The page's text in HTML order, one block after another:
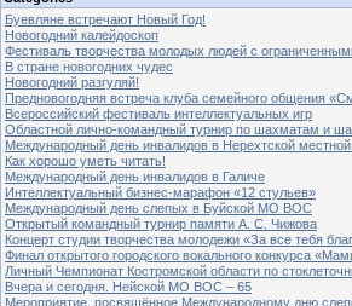
Буевляне встречают Новый Год!
Новогодний калейдоскоп
Фестиваль творчества молодых людей с
В стране новогодних чудес
Новогодний разгуляй!
Предновогодняя встреча клуба семейного общения
Всероссийский фестиваль интеллектуальных игр
Областной лично-командный турнир по шахматам и
Международный день инвалидов в Нерехтской
Как хорошо уметь читать!
Международный день инвалидов в Галиче
Интеллектуальный бизнес-марафон «12 стульев»
Международный день слепых в Буйской МО ВОС
Открытый командный турнир памяти А. С. Чижова
Концерт студии творчества молодежи «За все тебя
Финал открытого городского вокального конкурса
Личный Чемпионат Костромской области по
Вчера и сегодня. Нейской МО ВОС – 65
Мероприятие, посвящённое Международному дню